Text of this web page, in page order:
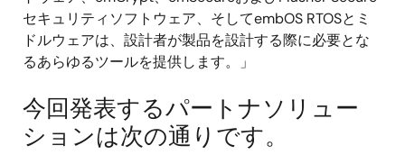
セキュリティソフトウェア、そしてembOS RTOSとミ
ドルウェアは、設計者が製品を設計する際に必要とな
るあらゆるツールを提供します。」
今回発表するパートナソリュー
ションは次の通りです。